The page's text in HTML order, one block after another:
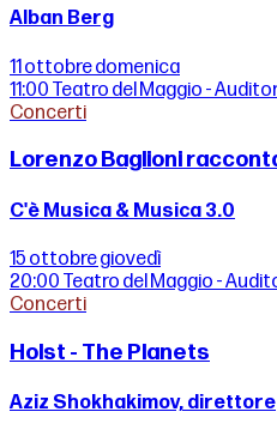
Alban Berg
11 ottobredomenica
11:00 Teatro del Maggio -
Concerti
Lorenzo Baglioni
C'è Musica & Musica 3.0
15 ottobregiovedì
20:00 Teatro del Maggio -
Concerti
Holst - The Planets
Aziz Shokhakimov, direttore